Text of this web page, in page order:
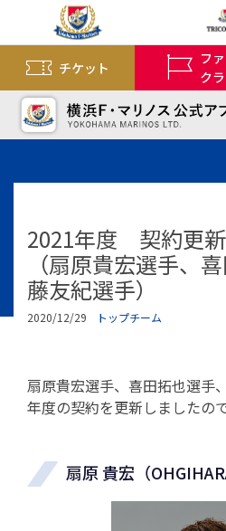
チケット
フ
ク
2021年度 契約更
（扇原貴宏選手、
藤友紀選手）
2020/12/29 トップチーム
扇原貴宏選手、喜田拓也選手
年度の契約を更新しましたの
扇原 貴宏（